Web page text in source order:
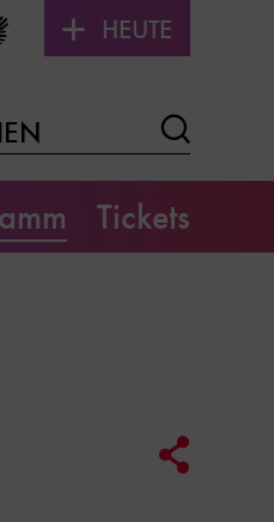
HEUTE
Tickets